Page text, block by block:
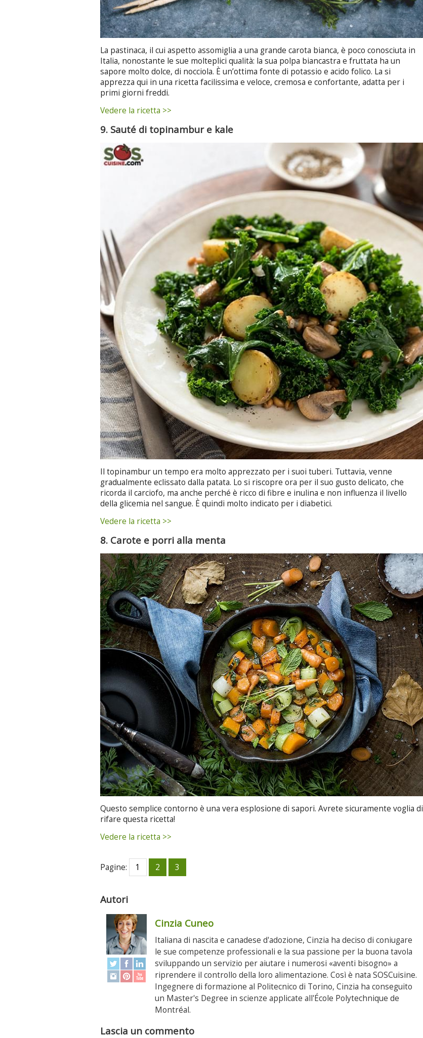
La pastinaca, il cui aspetto assomiglia a una grande carota bianca, è poco conosciuta in
Italia, nonostante le sue molteplici qualità: la sua polpa biancastra e fruttata ha un
sapore molto dolce, di nocciola. È un’ottima fonte di potassio e acido folico. La si
apprezza qui in una ricetta facilissima e veloce, cremosa e confortante, adatta per i
primi giorni freddi.
Vedere la ricetta >>
9. Sauté di topinambur e kale
Il topinambur un tempo era molto apprezzato per i suoi tuberi. Tuttavia, venne
gradualmente eclissato dalla patata. Lo si riscopre ora per il suo gusto delicato, che
ricorda il carciofo, ma anche perché è ricco di fibre e inulina e non influenza il livello
della glicemia nel sangue. È quindi molto indicato per i diabetici.
Vedere la ricetta >>
8. Carote e porri alla menta
Questo semplice contorno è una vera esplosione di sapori. Avrete sicuramente voglia di
rifare questa ricetta!
Vedere la ricetta >>
Pagine: 1 2 3
Autori
Cinzia Cuneo
Italiana di nascita e canadese d'adozione, Cinzia ha deciso di coniugare
le sue competenze professionali e la sua passione per la buona tavola
sviluppando un servizio per aiutare i numerosi «aventi bisogno» a
riprendere il controllo della loro alimentazione. Così è nata SOSCuisine.
Ingegnere di formazione al Politecnico di Torino, Cinzia ha conseguito
un Master's Degree in scienze applicate all'École Polytechnique de
Montréal.
Lascia un commento